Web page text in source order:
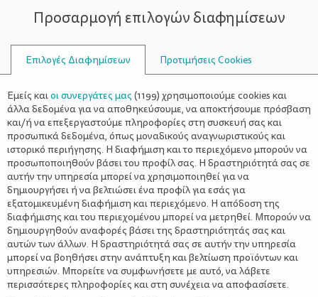
ΣΥΜΒΟΥΛΟΙ
ΒΡΕΦΟΝΗΠΙΑΚΌ ΣΤΑΘΜΌ
Προσαρμογή επιλογών διαφημίσεων
Επιλογές Διαφημίσεων Προτιμήσεις Cookies
Εμείς καιοι συνεργάτες μας (1199) χρησιμοποιούμε cookies και
άλλα δεδομένα για να αποθηκεύσουμε, να αποκτήσουμε πρόσβαση
και/ή να επεξεργαστούμε πληροφορίες στη συσκευή σας και
προσωπικά δεδομένα, όπως μοναδικούς αναγνωριστικούς και
ιστορικό περιήγησης. Η διαφήμιση και το περιεχόμενο μπορούν να
προσωποποιηθούν βάσει του προφίλ σας. Η δραστηριότητά σας σε
αυτήν την υπηρεσία μπορεί να χρησιμοποιηθεί για να
δημιουργήσει ή να βελτιώσει ένα προφίλ για εσάς για
εξατομικευμένη διαφήμιση και περιεχόμενο. Η απόδοση της
διαφήμισης και του περιεχομένου μπορεί να μετρηθεί. Μπορούν να
δημιουργηθούν αναφορές βάσει της δραστηριότητάς σας και
αυτών των άλλων. Η δραστηριότητά σας σε αυτήν την υπηρεσία
μπορεί να βοηθήσει στην ανάπτυξη και βελτίωση προϊόντων και
υπηρεσιών. Μπορείτε να συμφωνήσετε με αυτό, να λάβετε
περισσότερες πληροφορίες και στη συνέχεια να αποφασίσετε.